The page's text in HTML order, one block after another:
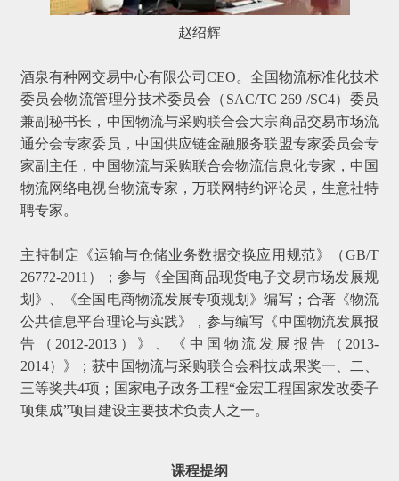
赵绍辉
酒泉有种网交易中心有限公司CEO。全国物流标准化技术
委员会物流管理分技术委员会（SAC/TC 269 /SC4）委员
兼副秘书长，中国物流与采购联合会大宗商品交易市场流
通分会专家委员，中国供应链金融服务联盟专家委员会专
家副主任，中国物流与采购联合会物流信息化专家，中国
物流网络电视台物流专家，万联网特约评论员，生意社特
聘专家。
主持制定《运输与仓储业务数据交换应用规范》（GB/T
26772-2011）；参与《全国商品现货电子交易市场发展规
划》、《全国电商物流发展专项规划》编写；合著《物流
公共信息平台理论与实践》，参与编写《中国物流发展报
告（2012-2013）》、《中国物流发展报告（2013-
2014）》；获中国物流与采购联合会科技成果奖一、二、
三等奖共4项；国家电子政务工程“金宏工程国家发改委子
项集成”项目建设主要技术负责人之一。
课程提纲